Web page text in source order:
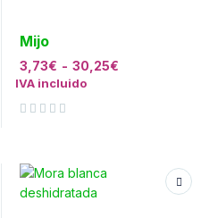
Mijo
3,73€ - 30,25€
IVA incluido